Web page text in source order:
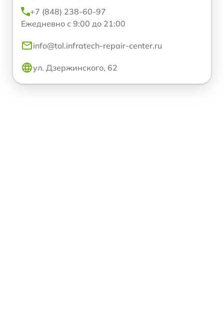
+7 (848) 238-60-97
Ежедневно с 9:00 до 21:00
info@tol.infratech-repair-center.ru
ул. Дзержинского, 62